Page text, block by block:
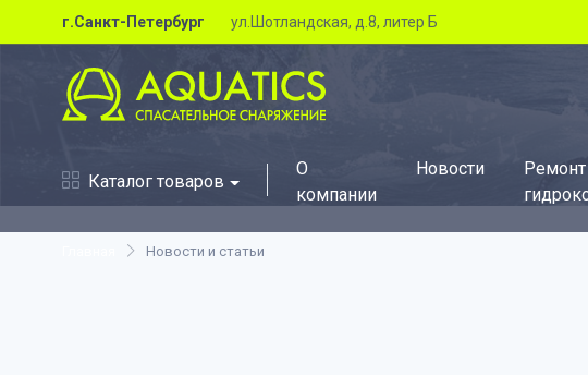
г.Санкт-Петербург ул.Шотландская, д.8, литер Б
Каталог товаров
О
компании
Новости
Ремонт
Новости и статьи